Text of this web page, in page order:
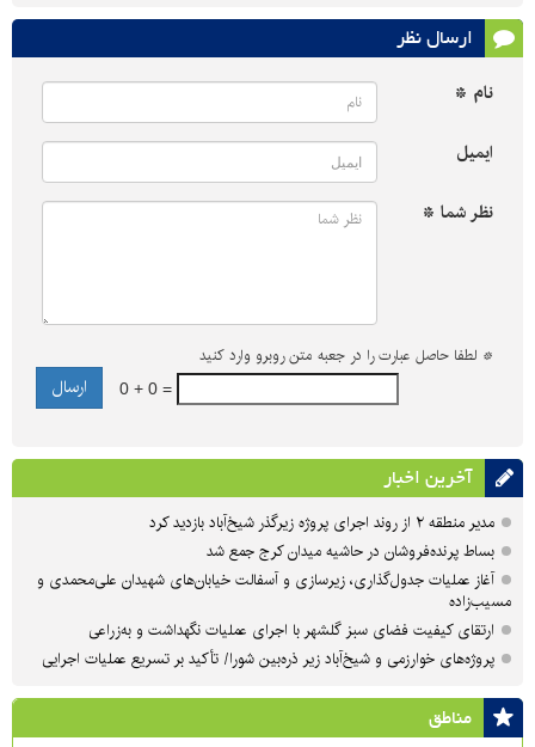
ارسال نظر
نام *
ایمیل
نظر شما *
* لطفا حاصل عبارت را در جعبه متن روبرو وارد کنید
0 + 0 =
آخرین اخبار
مدیر منطقه ۲ از روند اجرای پروژه زیرگذر شیخ‌آباد بازدید کرد
بساط پرنده‌فروشان در حاشیه میدان کرج جمع شد
آغاز عملیات جدول‌گذاری، زیرسازی و آسفالت خیابان‌های شهیدان علی‌محمدی و
مسیب‌زاده
ارتقای کیفیت فضای سبز گلشهر با اجرای عملیات نگهداشت و به‌زراعی
پروژه‌های خوارزمی و شیخ‌آباد زیر ذره‌بین شورا/ تأکید بر تسریع عملیات اجرایی
مناطق